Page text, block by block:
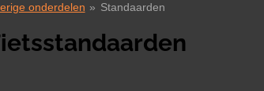
onderdelen » Standaarden